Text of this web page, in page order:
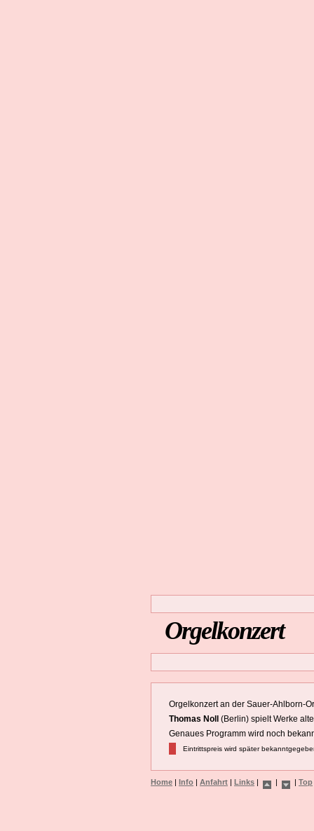
Orgelkonzert
Orgelkonzert an der Sauer-Ahlborn-
Thomas Noll (Berlin) spielt Werke
Genaues Programm wird noch
Eintrittspreis wird später
Home | Info | Anfahrt | Links | | | Top